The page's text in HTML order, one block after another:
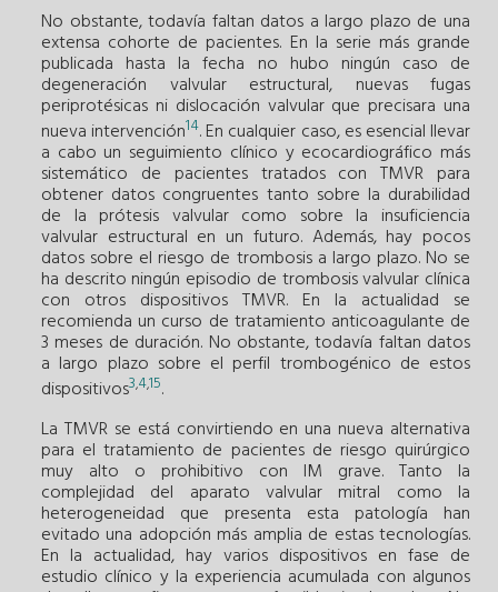
No obstante, todavía faltan datos a largo plazo de una
extensa cohorte de pacientes. En la serie más grande
publicada hasta la fecha no hubo ningún caso de
degeneración valvular estructural, nuevas fugas
periprotésicas ni dislocación valvular que precisara una
nueva intervención14. En cualquier caso, es esencial llevar
a cabo un seguimiento clínico y ecocardiográfico más
sistemático de pacientes tratados con TMVR para
obtener datos congruentes tanto sobre la durabilidad
de la prótesis valvular como sobre la insuficiencia
valvular estructural en un futuro. Además, hay pocos
datos sobre el riesgo de trombosis a largo plazo. No se
ha descrito ningún episodio de trombosis valvular clínica
con otros dispositivos TMVR. En la actualidad se
recomienda un curso de tratamiento anticoagulante de
3 meses de duración. No obstante, todavía faltan datos
a largo plazo sobre el perfil trombogénico de estos
dispositivos3,4,15.
La TMVR se está convirtiendo en una nueva alternativa
para el tratamiento de pacientes de riesgo quirúrgico
muy alto o prohibitivo con IM grave. Tanto la
complejidad del aparato valvular mitral como la
heterogeneidad que presenta esta patología han
evitado una adopción más amplia de estas tecnologías.
En la actualidad, hay varios dispositivos en fase de
estudio clínico y la experiencia acumulada con algunos